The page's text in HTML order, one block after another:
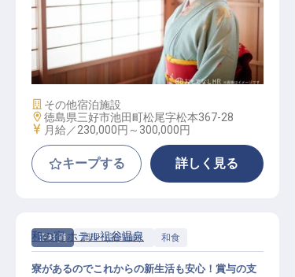
女将候補
施設業態
その他宿泊施設
勤務地
徳島県三好市池田町松尾字松本367-28
給与
月給／230,000円～ 300,000円
キープする 詳しく見る
正社員 調理（調理師） 和食
和の宿 ホテル祖谷温泉
寮があるのでこれからの新生活も安心！賞与の支